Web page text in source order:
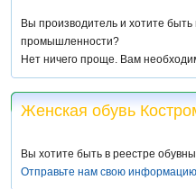
Вы производитель и хотите
промышленности?
Нет ничего проще. Вам
Женская обувь
Вы хотите быть в реестре
Отправьте нам свою информацию